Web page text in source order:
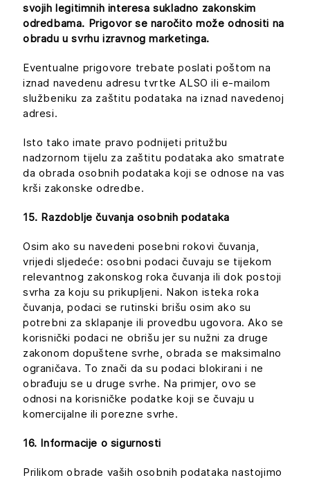
svojih legitimnih interesa sukladno zakonskim
odredbama. Prigovor se naročito može odnositi na
obradu u svrhu izravnog marketinga.
Eventualne prigovore trebate poslati poštom na
iznad navedenu adresu tvrtke ALSO ili e-mailom
službeniku za zaštitu podataka na iznad navedenoj
adresi.
Isto tako imate pravo podnijeti pritužbu
nadzornom tijelu za zaštitu podataka ako smatrate
da obrada osobnih podataka koji se odnose na vas
krši zakonske odredbe.
15. Razdoblje čuvanja osobnih podataka
Osim ako su navedeni posebni rokovi čuvanja,
vrijedi sljedeće: osobni podaci čuvaju se tijekom
relevantnog zakonskog roka čuvanja ili dok postoji
svrha za koju su prikupljeni. Nakon isteka roka
čuvanja, podaci se rutinski brišu osim ako su
potrebni za sklapanje ili provedbu ugovora. Ako se
korisnički podaci ne obrišu jer su nužni za druge
zakonom dopuštene svrhe, obrada se maksimalno
ograničava. To znači da su podaci blokirani i ne
obrađuju se u druge svrhe. Na primjer, ovo se
odnosi na korisničke podatke koji se čuvaju u
komercijalne ili porezne svrhe.
16. Informacije o sigurnosti
Prilikom obrade vaših osobnih podataka nastojimo